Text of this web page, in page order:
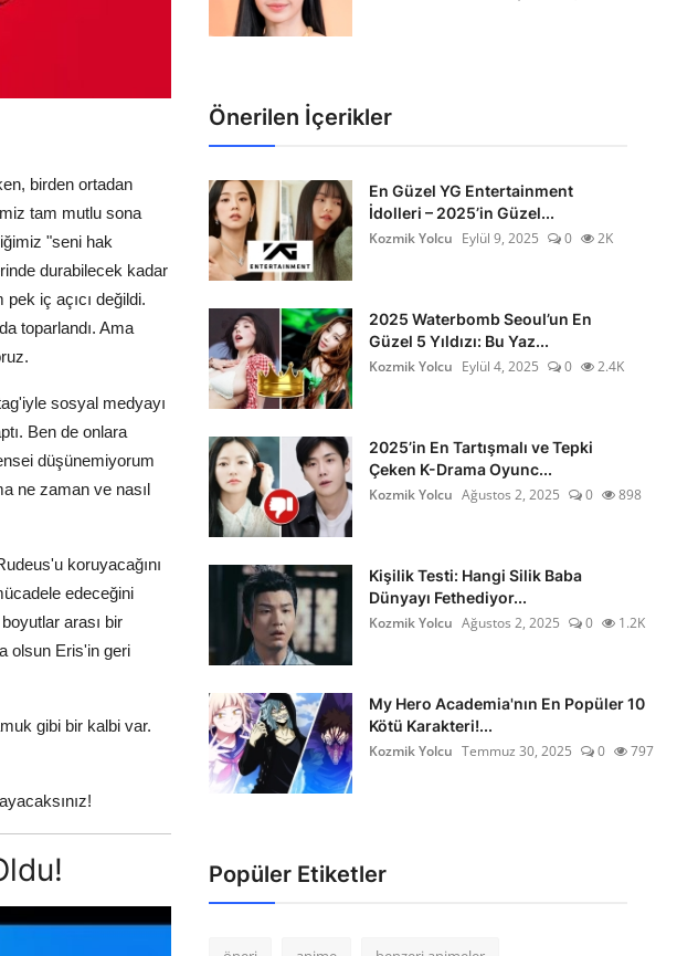
birden ortadan
tam mutlu sona
"seni hak
durabilecek kadar
iç açıcı değildi.
toparlandı. Ama
sosyal medyayı
Ben de onlara
düşünemiyorum
ne zaman ve nasıl
koruyacağını
edeceğini
arası bir
olsun Eris'in geri
gibi bir kalbi var.
Önerilen İçerikler
En Güzel YG Entertainment
İdolleri – 2025’in Güzel...
Kozmik Yolcu Eylül 9, 2025 0 2K
2025 Waterbomb Seoul’un En
Güzel 5 Yıldızı: Bu Yaz...
Kozmik Yolcu Eylül 4, 2025 0 2.4K
2025’in En Tartışmalı ve Tepki
Çeken K-Drama Oyunc...
Kozmik Yolcu Ağustos 2, 2025 0 898
Kişilik Testi: Hangi Silik Baba
Dünyayı Fethediyor...
Kozmik Yolcu Ağustos 2, 2025 0 1.2K
My Hero Academia'nın En Popüler 10
Kötü Karakteri!...
Kozmik Yolcu Temmuz 30, 2025 0 797
Popüler Etiketler